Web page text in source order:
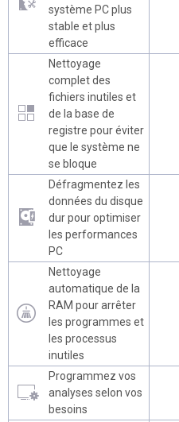
système PC plus
stable et plus
efficace
Nettoyage
complet des
fichiers inutiles et
de la base de
registre pour éviter
que le système ne
se bloque
Défragmentez les
données du disque
dur pour optimiser
les performances
PC
Nettoyage
automatique de la
RAM pour arrêter
les programmes et
les processus
inutiles
Programmez vos
analyses selon vos
besoins